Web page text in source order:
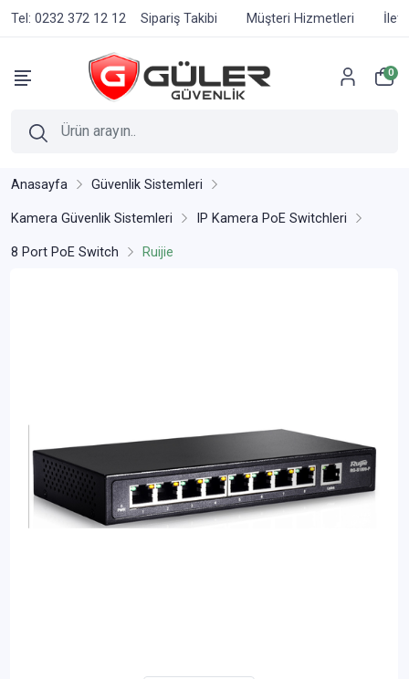
Tel: 0232 372 12 12 Sipariş Takibi Müşteri Hizmetleri
0
Anasayfa Güvenlik Sistemleri
Kamera Güvenlik Sistemleri IP Kamera PoE Switchleri
8 Port PoE Switch Ruijie